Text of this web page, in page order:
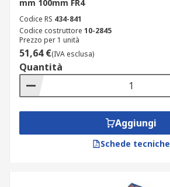
mm 100mm FR4
Codice RS 434-841
Codice costruttore 10-2845
Prezzo per 1 unità
51,64 €(IVA esclusa)
Quantità
Aggiungi
Schede tecniche